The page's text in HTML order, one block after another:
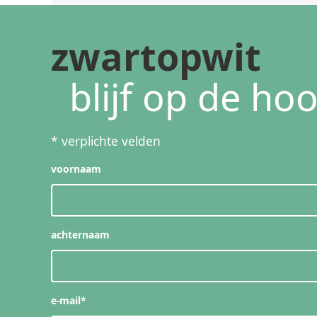
zwartopwit
blijf op de
* verplichte velden
voornaam
achternaam
e-mail*